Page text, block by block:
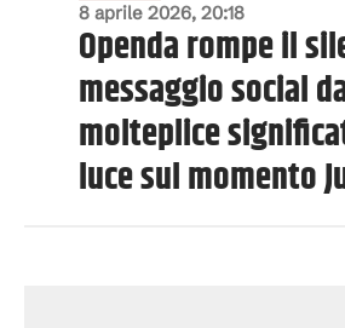
8 aprile 2026, 20:18
Openda rompe il
messaggio social
molteplice
luce sul momento